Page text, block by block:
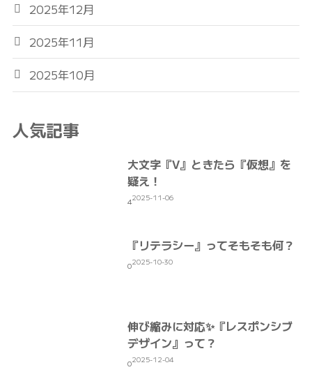
2025年12月
2025年11月
2025年10月
人気記事
大文字『V』ときたら『仮想』を
疑え！
42025-11-06
『リテラシー』ってそもそも何？
02025-10-30
伸び縮みに対応✨『レスポンシブ
デザイン』って？
02025-12-04